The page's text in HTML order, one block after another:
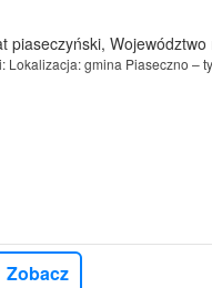
piaseczyński, Województwo
Lokalizacja: gmina Piaseczno –
Zobacz